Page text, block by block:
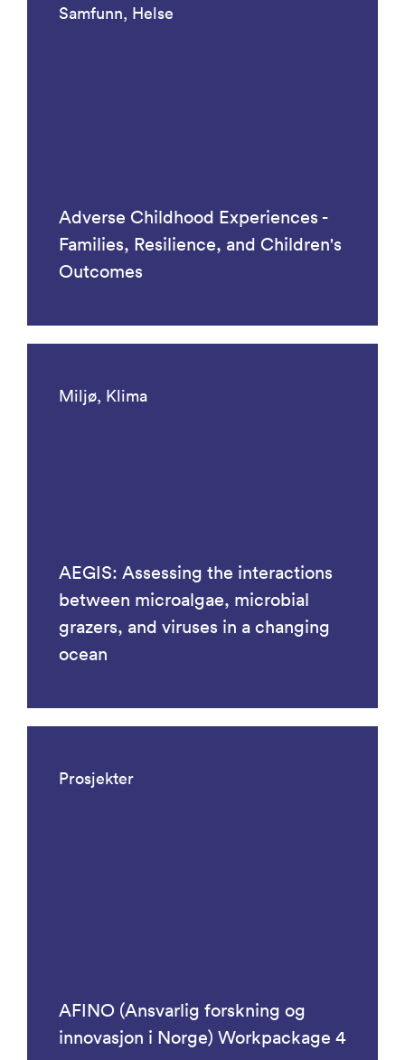
Samfunn, Helse
Adverse Childhood Experiences -
Families, Resilience, and Children's
Outcomes
Miljø, Klima
AEGIS: Assessing the interactions
between microalgae, microbial
grazers, and viruses in a changing
ocean
Prosjekter
AFINO (Ansvarlig forskning og
innovasjon i Norge) Workpackage 4